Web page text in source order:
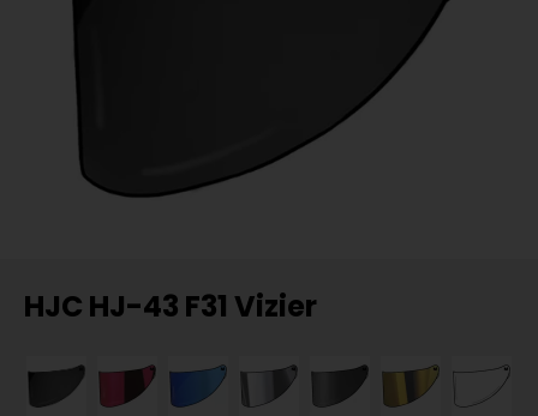
HJC HJ-43 F31 Vizier